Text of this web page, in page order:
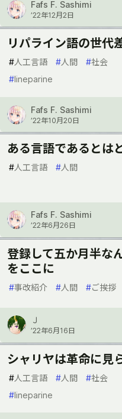
Fafs F. Sashimi
’22年12月2日
リパライン語の世代
#人工言語 #人間 #社会
#lineparine
Fafs F. Sashimi
’22年10月20日
ある言語であるとは
#人工言語 #人間
Fafs F. Sashimi
’22年6月26日
登録して五か月半な
をここに
#事改紹介 #人間 #ご挨拶
Ｊ
’22年6月16日
シャリヤは革命に見
#人工言語 #人間 #社会
#lineparine